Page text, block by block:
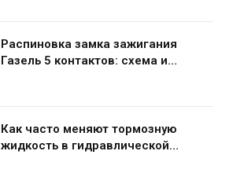
Распиновка замка зажигания
Газель 5 контактов: схема и
Как часто меняют тормозную
жидкость в гидравлической